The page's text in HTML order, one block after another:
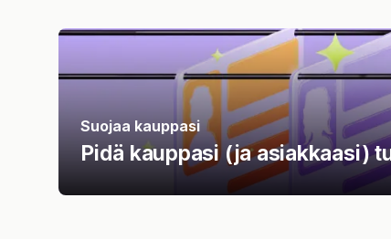
Suojaa kauppasi
Pidä kauppasi (ja asiakkaasi)